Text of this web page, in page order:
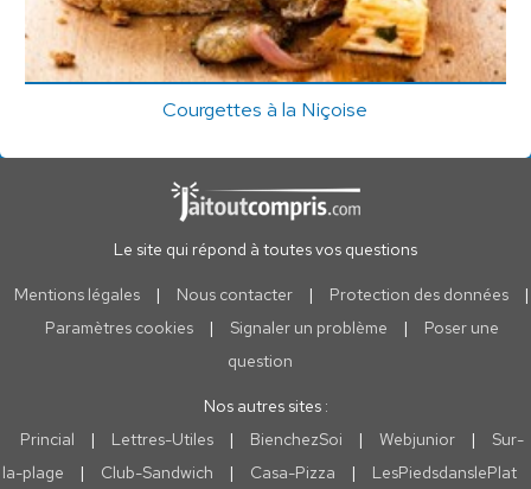
Courgettes à la Niçoise
Le site qui répond à toutes vos questions
Mentions légales | Nous contacter | Protection des données
|
Paramètres cookies
| Signaler un problème |
Poser une
question
Nos autres sites :
Princial
| Lettres-Utiles | BienchezSoi | Webjunior |
Sur-
la-plage
| Club-Sandwich | Casa-Pizza | LesPiedsdanslePlat